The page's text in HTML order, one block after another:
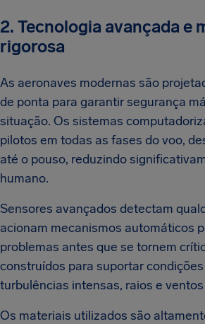
2. Tecnologia avançada e
rigorosa
As aeronaves modernas são
de ponta para garantir segurança
situação. Os sistemas
pilotos em todas as fases do voo,
até o pouso, reduzindo
humano.
Sensores avançados detectam
acionam mecanismos automáticos
problemas antes que se tornem
construídos para suportar
turbulências intensas, raios e
Os materiais utilizados são